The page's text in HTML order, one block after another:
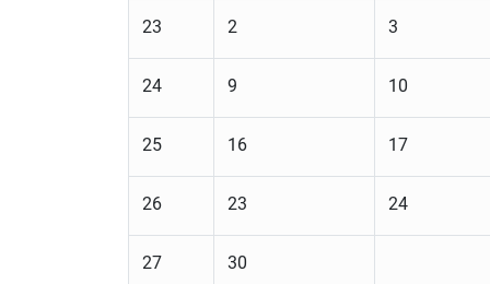
23 2 3
24 9 10
25 16 17
26 23 24
27 30